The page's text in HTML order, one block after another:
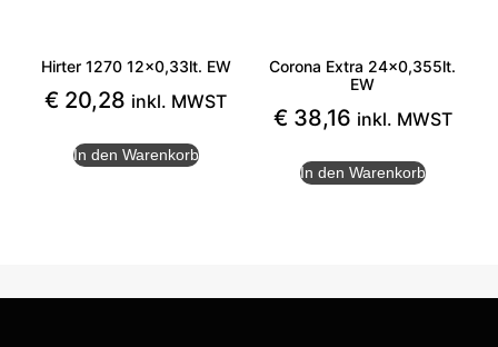
Hirter 1270 12×0,33lt. EW
€ 20,28 inkl. MWST
In den Warenkorb
Corona Extra 24×0,355lt.
EW
€ 38,16 inkl. MWST
In den Warenkorb